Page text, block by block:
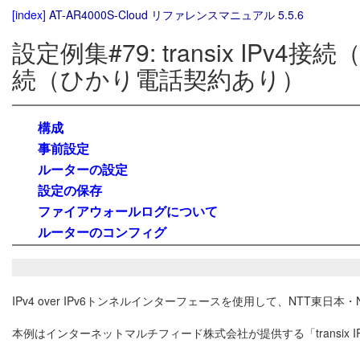
[index] AT-AR4000S-Cloud リファレンスマニュアル 5.5.6
設定例集#79: transix IPv4接続
続（ひかり電話契約あり）
構成
事前設定
ルーターの設定
設定の保存
ファイアウォールログについて
ルーターのコンフィグ
IPv4 over IPv6トンネルインターフェースを使用して、NTT東日本
本例はインターネットマルチフィード株式会社が提供する「